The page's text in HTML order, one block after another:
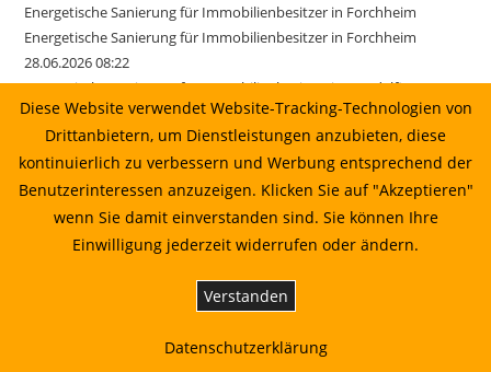
Energetische Sanierung für Immobilienbesitzer in Forchheim
Energetische Sanierung für Immobilienbesitzer in Forchheim
28.06.2026 08:22
Energetische Sanierung für Immobilienbesitzer in Gundelfingen
Energetische Sanierung für Immobilienbesitzer in Ihringen
Energetische Sanierung für Immobilienbesitzer in Kirchzarten
Energetische Sanierung für Immobilienbesitzer in March
Energetische Sanierung für Immobilienbesitzer in March 17.06.2026
01:22
Energetische Sanierung für Immobilienbesitzer in Merzhausen
Energetische Sanierung für Immobilienbesitzer in Sexau
Energetische Sanierung für Immobilienbesitzer in Sölden
Energetische Sanierung für Immobilienbesitzer in Stegen
Diese Website verwendet Website-Tracking-Technologien von
Drittanbietern, um Dienstleistungen anzubieten, diese
kontinuierlich zu verbessern und Werbung entsprechend der
Benutzerinteressen anzuzeigen. Klicken Sie auf "Akzeptieren"
wenn Sie damit einverstanden sind. Sie können Ihre
Einwilligung jederzeit widerrufen oder ändern.
Verstanden
Datenschutzerklärung